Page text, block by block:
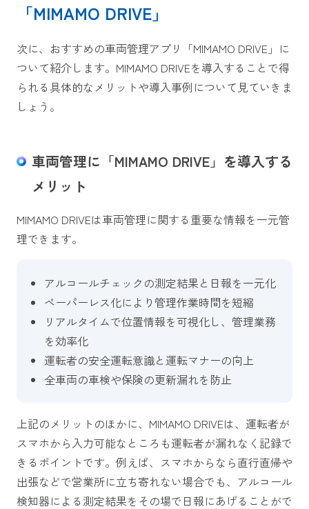
「MIMAMO DRIVE」
次に、おすすめの車両管理アプリ「MIMAMO DRIVE」に
ついて紹介します。MIMAMO DRIVEを導入することで得
られる具体的なメリットや導入事例について見ていきま
しょう。
車両管理に「MIMAMO DRIVE」を導入する
メリット
MIMAMO DRIVEは車両管理に関する重要な情報を一元管
理できます。
アルコールチェックの測定結果と日報を一元化
ペーパーレス化により管理作業時間を短縮
リアルタイムで位置情報を可視化し、管理業務
を効率化
運転者の安全運転意識と運転マナーの向上
全車両の車検や保険の更新漏れを防止
上記のメリットのほかに、MIMAMO DRIVEは、運転者が
スマホから入力可能なところも運転者が漏れなく記録で
きるポイントです。例えば、スマホからなら直行直帰や
出張などで営業所に立ち寄れない場合でも、アルコール
検知器による測定結果をその場で日報にあげることがで